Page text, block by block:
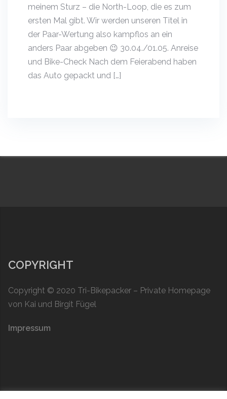
meinem Sturz – die North-Loop, die es zum
ersten Mal gibt. Wir werden unseren Titel in
der Paar-Wertung also kampflos an ein
anders Paar abgeben 😉 30.04./01.05. Anreise
und Bike-Check Nach dem Feierabend haben
das Auto gepackt und […]
COPYRIGHT
Copyright © 2020 Tri-Bikepacker – Private Homepage
von Kai und Birgit Fügel
Impressum